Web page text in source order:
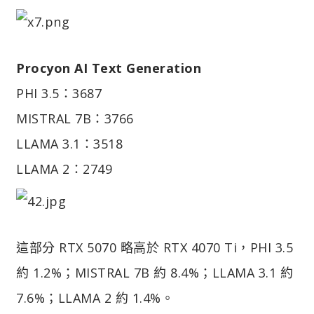
Procyon AI Text Generation
PHI 3.5：3687
MISTRAL 7B：3766
LLAMA 3.1：3518
LLAMA 2：2749
這部分 RTX 5070 略高於 RTX 4070 Ti，PHI 3.5
約 1.2%；MISTRAL 7B 約 8.4%；LLAMA 3.1 約
7.6%；LLAMA 2 約 1.4%。